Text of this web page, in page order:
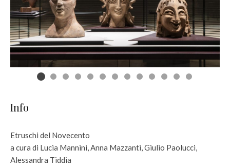
Info
Etruschi del Novecento
a cura di Lucia Mannini, Anna Mazzanti, Giulio Paolucci,
Alessandra Tiddia